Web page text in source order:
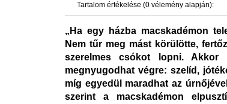
Tartalom értékelése (0 vélemény alapján):
„Ha egy házba macskadémon
Nem tűr meg mást körülötte,
szerelmes csókot lopni.
megnyugodhat végre: szelíd,
míg egyedül maradhat az
szerint a macskadémon